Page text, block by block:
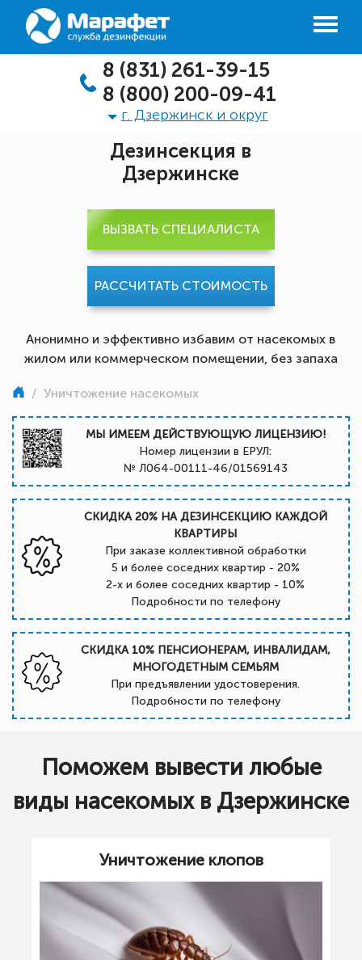
8 (831) 261-39-15
8 (800) 200-09-41
г. Дзержинск и округ
Дезинсекция в
Дзержинске
Анонимно и эффективно избавим от насекомых в
жилом или коммерческом помещении, без запаха
ВЫЗВАТЬ СПЕЦИАЛИСТА
РАССЧИТАТЬ СТОИМОСТЬ
/ Уничтожение насекомых
МЫ ИМЕЕМ ДЕЙСТВУЮЩУЮ ЛИЦЕНЗИЮ!
Номер лицензии в ЕРУЛ:
№ Л064-00111-46/01569143
СКИДКА 20% НА ДЕЗИНСЕКЦИЮ КАЖДОЙ
КВАРТИРЫ
При заказе коллективной обработки
5 и более соседних квартир - 20%
2-х и более соседних квартир - 10%
Подробности по телефону
СКИДКА 10% ПЕНСИОНЕРАМ, ИНВАЛИДАМ,
МНОГОДЕТНЫМ СЕМЬЯМ
При предъявлении удостоверения.
Подробности по телефону
Поможем вывести любые
виды насекомых в Дзержинске
Уничтожение клопов